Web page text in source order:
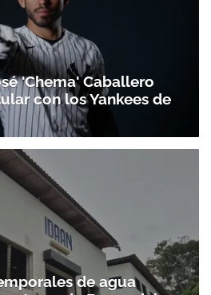
'Chema' Caballero
con los Yankees de
de agua